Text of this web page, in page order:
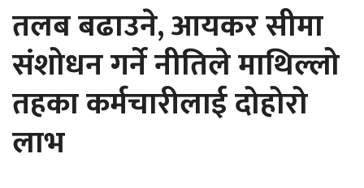
तलब बढाउने, आयकर सीमा
संशोधन गर्ने नीतिले माथिल्लो
तहका कर्मचारीलाई दोहोरो
लाभ